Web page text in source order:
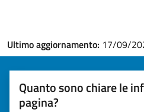
Ultimo aggiornamento: 17/09/
Quanto sono chiare le
pagina?